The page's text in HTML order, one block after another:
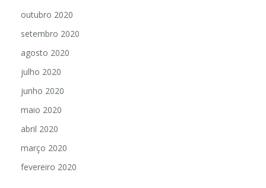
outubro 2020
setembro 2020
agosto 2020
julho 2020
junho 2020
maio 2020
abril 2020
março 2020
fevereiro 2020